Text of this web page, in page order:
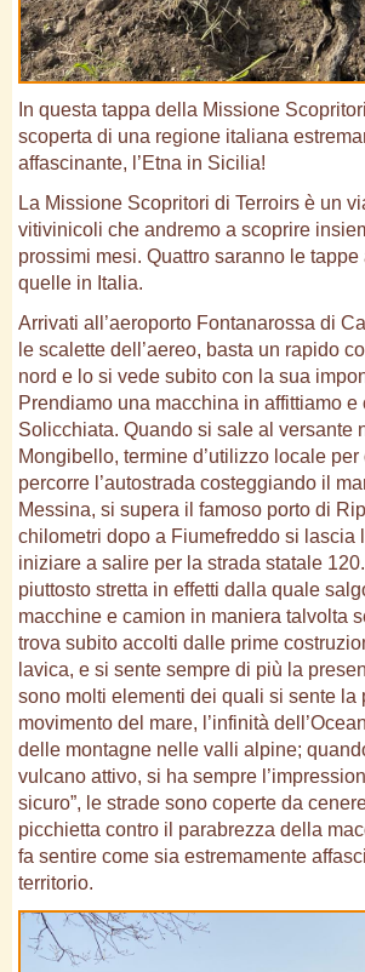
In questa tappa della Missione
scoperta di una regione italiana
affascinante, l’Etna in Sicilia!
La Missione Scopritori di Terroirs è un
vitivinicoli che andremo a scoprire
prossimi mesi. Quattro saranno le tappe
quelle in Italia.
Arrivati all’aeroporto Fontanarossa di
le scalette dell’aereo, basta un rapido
nord e lo si vede subito con la sua
Prendiamo una macchina in affittiamo
Solicchiata. Quando si sale al versante
Mongibello, termine d’utilizzo locale per
percorre l’autostrada costeggiando il
Messina, si supera il famoso porto di
chilometri dopo a Fiumefreddo si lascia
iniziare a salire per la strada statale 120.
piuttosto stretta in effetti dalla quale
macchine e camion in maniera talvolta
trova subito accolti dalle prime
lavica, e si sente sempre di più la
sono molti elementi dei quali si sente la
movimento del mare, l’infinità
delle montagne nelle valli alpine;
vulcano attivo, si ha sempre
sicuro”, le strade sono coperte da
picchietta contro il parabrezza della
fa sentire come sia estremamente
territorio.